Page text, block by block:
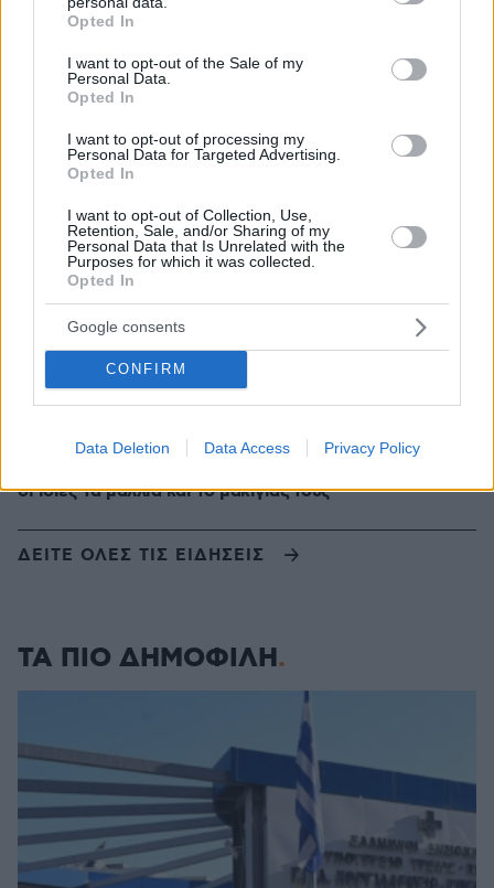
grant or deny consent to Google and its third-party tags to
use your data for below specified purposes in below Google
consent section.
Opted In
I want to opt-out of the Sale of my
Personal Data.
Opted In
I want to opt-out of processing my
Personal Data for Targeted Advertising.
Opted In
I want to opt-out of Collection, Use,
Retention, Sale, and/or Sharing of my
Personal Data that Is Unrelated with the
Purposes for which it was collected.
Opted In
Google consents
CONFIRM
Data Deletion Data Access Privacy Policy
Κολωνάκι, Ομόνοια και Εξάρχεια, δείτε βίντεο
πριν 18 λεπτά
Ποιοι κρύβονται πίσω από το viral τραγούδι Μου
Χρωστάς Έναν Αύγουστο: «Δεν βασίστηκε στον
Μητροπάνο», τι απαντάνε για τη χρήση AI
πριν 22 λεπτά
Παρέμβαση της Αρχής Πολιτικής Αεροπορίας μετά την
προσγείωση ελικοπτέρου στο Σαρακήνικο, αυστηρή
σύσταση για την ασφάλεια των πολιτών
πριν 25 λεπτά
5 ελληνικά νησιά για ήσυχες διακοπές
Πόσο πειράζει να κοιμόμαστε με ανοιχτό ανεμιστήρα –
Ο ειδικός απαντά
πριν 38 λεπτά
οι ίδιες τα μαλλιά και το μακιγιάζ τους
πριν 40 λεπτά
ΔΕΙΤΕ ΟΛΕΣ ΤΙΣ ΕΙΔΗΣΕΙΣ
ΤΑ ΠΙΟ ΔΗΜΟΦΙΛΗ